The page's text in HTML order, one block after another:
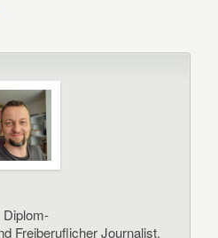
Diplom-
Freiberuflicher Journalist.